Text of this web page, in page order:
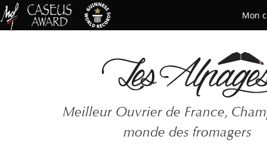
Meilleur Ouvrier de France,
monde des fromagers
Mon
Mot de passe oublié ?
CRÉER UN